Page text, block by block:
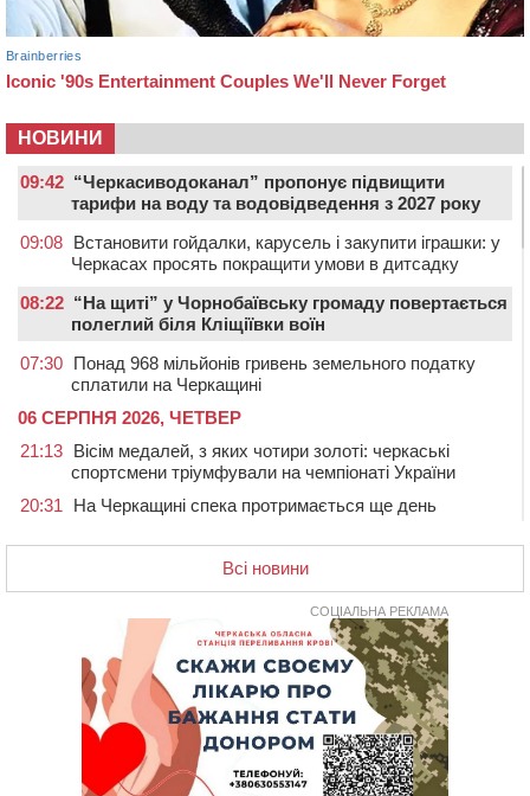
НОВИНИ
09:42 “Черкасиводоканал” пропонує підвищити
тарифи на воду та водовідведення з 2027 року
09:08 Встановити гойдалки, карусель і закупити іграшки: у
Черкасах просять покращити умови в дитсадку
08:22 “На щиті” у Чорнобаївську громаду повертається
полеглий біля Кліщіївки воїн
07:30 Понад 968 мільйонів гривень земельного податку
сплатили на Черкащині
06 СЕРПНЯ 2026, ЧЕТВЕР
21:13 Вісім медалей, з яких чотири золоті: черкаські
спортсмени тріумфували на чемпіонаті України
20:31
На Черкащині спека протримається ще день
переможцем Global Teacher Prize Ukraine 2023
19:24 У Черкасах водійка протаранила Duster, коли
здавала назад
На Черкащині з початку року зросла кількість
постраждалих від укусів тварин
Черкаська тренувальна квартира стала прикладом
для громад з усієї України
ЧНУ увійшов до 50 найпопулярніших вишів України
серед вступників
Всі новини
СОЦІАЛЬНА РЕКЛАМА